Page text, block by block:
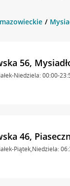
56,
Niedziela: 00:00-
46,
Piątek,Niedziela: